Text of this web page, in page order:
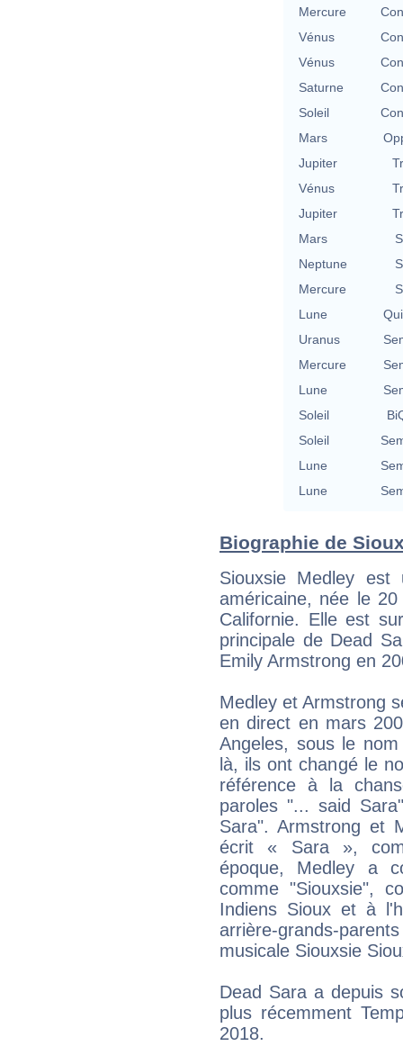
Mercure
Vénus
Vénus
Saturne
Soleil
Mars
Jupiter
Vénus
Jupiter
Mars
Neptune
Mercure
Lune
Uranus
Mercure
Lune
Soleil
Soleil
Lune
Lune
Biographie de
Siouxsie Medley
américaine, née le
Californie. Elle est
principale de Dead
Emily Armstrong en
Medley et Armstrong
en direct en mars
Angeles, sous le
là, ils ont changé le
référence à la
paroles "... said
Sara". Armstrong et
écrit « Sara »,
époque, Medley a
comme "Siouxsie",
Indiens Sioux et à
arrière-grands-
musicale Siouxsie
Dead Sara a depuis
plus récemment
2018.